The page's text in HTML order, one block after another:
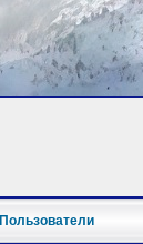
Пользователи